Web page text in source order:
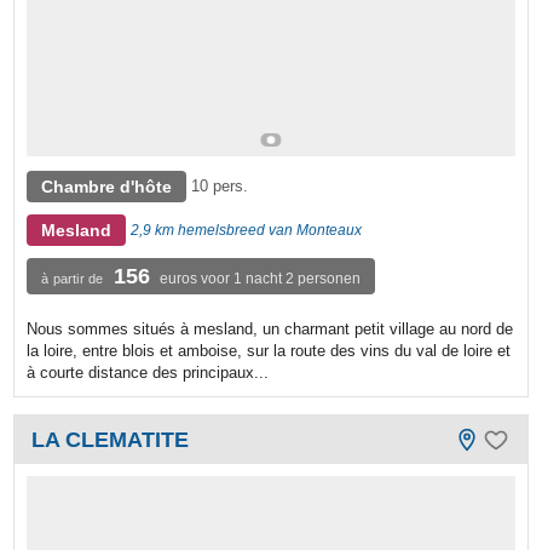
Chambre d'hôte 10 pers.
Mesland 2,9 km hemelsbreed van Monteaux
à partir de 156 euros voor 1 nacht 2 personen
Nous sommes situés à mesland, un charmant petit village au nord de
la loire, entre blois et amboise, sur la route des vins du val de loire et
à courte distance des principaux...
LA CLEMATITE